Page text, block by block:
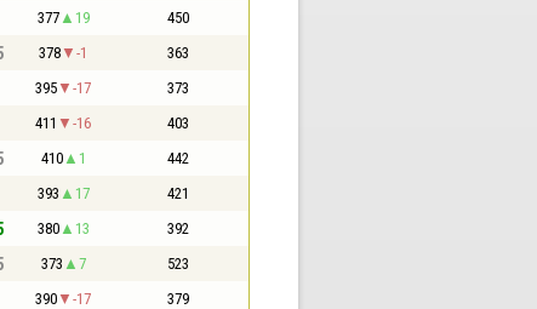
377 19 450
378 -1 363
395 -17 373
411 -16 403
410 1 442
393 17 421
380 13 392
373 7 523
390 -17 379